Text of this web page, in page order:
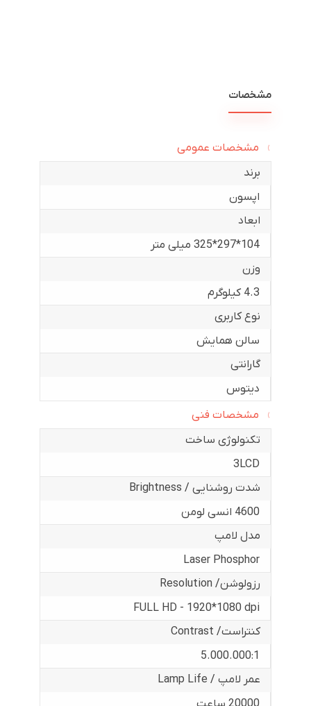
مشخصات
مشخصات عمومی
برند
اپسون
ابعاد
104*297*325 میلی متر
وزن
4.3 کیلوگرم
نوع کاربری
سالن همایش
گارانتی
دیتوس
مشخصات فنی
تکنولوژی ساخت
3LCD
شدت روشنایی / Brightness
4600 انسی لومن
مدل لامپ
Laser Phosphor
رزولوشن/ Resolution
FULL HD - 1920*1080 dpi
کنتراست/ Contrast
5.000.000:1
عمر لامپ / Lamp Life